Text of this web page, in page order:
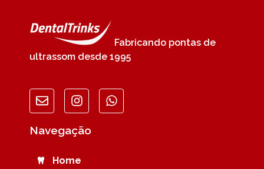
Fabricando pontas de
ultrassom desde 1995
Navegação
Home